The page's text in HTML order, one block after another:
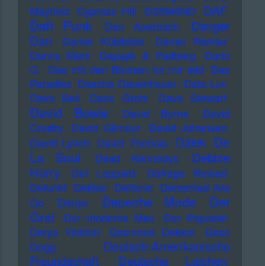
Mayfield Cypress Hill D3SM6ND DAF
Daft Punk Dan Auerbach
Danger
Dan
Daniel Küblböck
Daniel Richter
Danny Mark
Dapayk & Padberg
Dario
G. Das mit den Blumen tut mir leid Das
Paradies Dascha Dauenhauer Data Luv
Dave Ball
Dave Grohl Dave Stewart
David Bowie David Byrne
David
Crosby David Gilmour David Johansen
David Lynch David Thomas Dälek De
La Soul
Dead Kennedys
Debbie
Harry
Def Leppard
Defrage Reload
Defunkt Dekker Delfonic Demented Are
Go
Denyo Depeche Mode
Der
Graf
Der moderne Man
Der Popolski
Derya Yildirim
Desmond Dekker
Deso
Dogg
Deutsch-Amerikanische
Freundschaft
Deutsche Laichen